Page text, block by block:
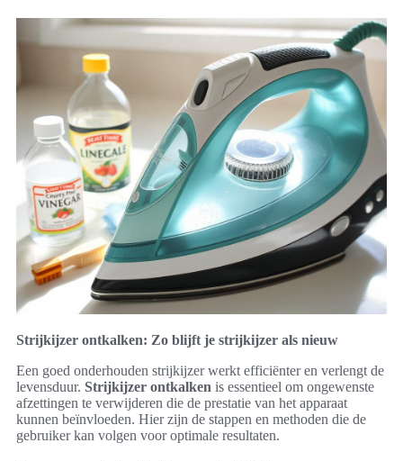
Strijkijzer ontkalken: Zo blijft je strijkijzer als nieuw
Een goed onderhouden strijkijzer werkt efficiënter en verlengt de
levensduur. Strijkijzer ontkalken is essentieel om ongewenste
afzettingen te verwijderen die de prestatie van het apparaat
kunnen beïnvloeden. Hier zijn de stappen en methoden die de
gebruiker kan volgen voor optimale resultaten.